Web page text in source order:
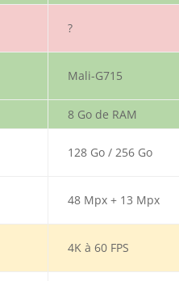
?
Mali-G715
8 Go de RAM
128 Go / 256 Go
48 Mpx + 13 Mpx
4K à 60 FPS